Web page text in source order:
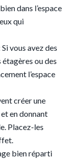
dans l’espace
qui
Si vous avez des
étagères ou des
l’espace
créer une
en donnant
Placez-les
bien réparti